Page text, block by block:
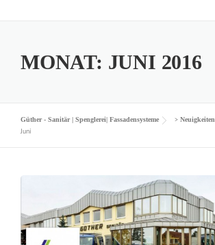
MONAT: JUNI 2016
Güther - Sanitär | Spenglerei| Fassadensysteme > Neuigkeiten
Juni